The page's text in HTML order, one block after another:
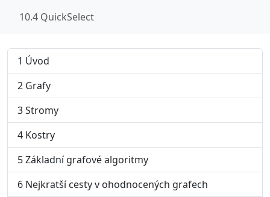
10.4 QuickSelect
1 Úvod
2 Grafy
3 Stromy
4 Kostry
5 Základní grafové algoritmy
6 Nejkratší cesty v ohodnocených grafech